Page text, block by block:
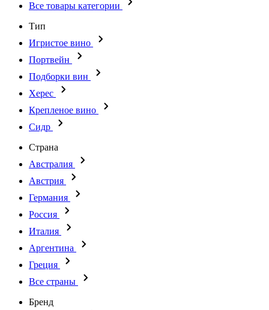
Все товары категории
Тип
Игристое вино
Портвейн
Подборки вин
Херес
Крепленое вино
Сидр
Страна
Австралия
Австрия
Германия
Россия
Италия
Аргентина
Греция
Все страны
Бренд